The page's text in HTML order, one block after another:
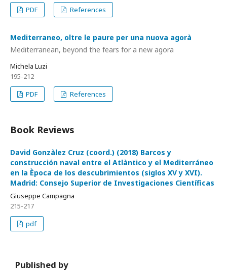
PDF References
Mediterraneo, oltre le paure per una nuova agorà
Mediterranean, beyond the fears for a new agora
Michela Luzi
195-212
PDF
References
Book Reviews
David Gonzàlez Cruz (coord.) (2018) Barcos y
construcción naval entre el Atlàntico y el Mediterráneo
en la Època de los descubrimientos (siglos XV y XVI).
Madrid: Consejo Superior de Investigaciones Científicas
Giuseppe Campagna
215-217
pdf
Published by